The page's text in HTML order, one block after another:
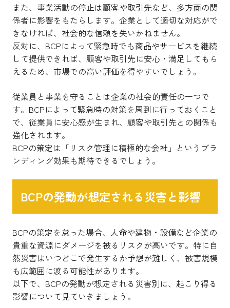
また、事業活動の停止は顧客や取引先など、多方面の関
係者に影響をもたらします。企業として適切な対応がで
きなければ、社会的な信頼を失いかねません。
反対に、BCPによって緊急時でも商品やサービスを継続
して提供できれば、顧客や取引先に安心・満足してもら
えるため、市場での高い評価を得やすいでしょう。
従業員と事業を守ることは企業の社会的責任の一つで
す。BCPによって緊急時の対策を周到に行っておくこと
で、従業員に安心感が生まれ、顧客や取引先との関係も
強化されます。
BCPの策定は「リスク管理に積極的な会社」というブラ
ンディング効果も期待できるでしょう。
BCPの発動が想定される災害と影響
BCPの策定を怠った場合、人命や建物・設備など企業の
貴重な資源にダメージを被るリスクが高いです。特に自
然災害はいつどこで発生するか予想が難しく、被害規模
も広範囲に渡る可能性があります。
以下で、BCPの発動が想定される災害別に、起こり得る
影響について見ていきましょう。